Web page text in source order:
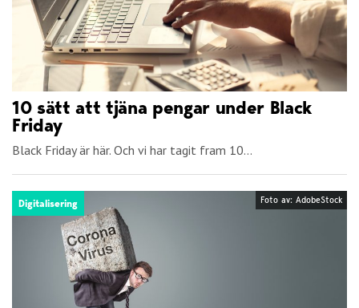
10 sätt att tjäna pengar under Black
Friday
Black Friday är här. Och vi har tagit fram 10...
Digitalisering Foto av: AdobeStock